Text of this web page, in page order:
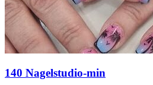
140 Nagelstudio-min